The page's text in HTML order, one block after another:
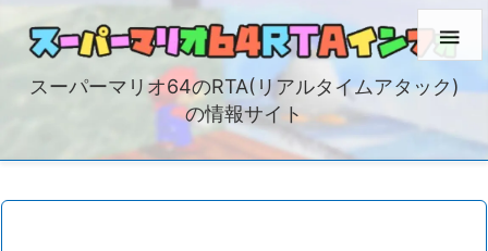
スーパーマリオ64のRTA(リアルタイムアタック)
の情報サイト
